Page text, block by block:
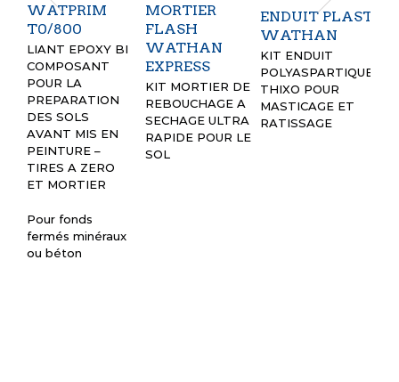
WATPRIM
T0/800
LIANT EPOXY BI
COMPOSANT
POUR LA
PREPARATION
DES SOLS
AVANT MIS EN
PEINTURE –
TIRES A ZERO
ET MORTIER
Pour fonds
fermés minéraux
ou béton
MORTIER
FLASH
WATHAN
EXPRESS
KIT MORTIER DE
REBOUCHAGE A
SECHAGE ULTRA
RAPIDE POUR LE
SOL
ENDUIT PLAST
WATHAN
KIT ENDUIT
POLYASPARTIQUE
THIXO POUR
MASTICAGE ET
RATISSAGE